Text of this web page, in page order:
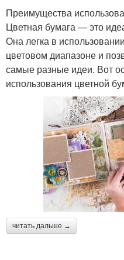
Преимущества
Цветная бумага — это
Она легка в
цветовом диапазоне и
самые разные идеи. Вот
использования цветной
читать дальше →